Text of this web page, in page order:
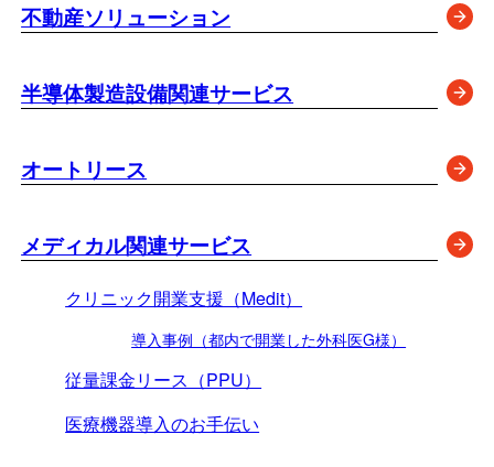
不動産ソリューション
半導体製造設備関連サービス
オートリース
メディカル関連サービス
クリニック開業支援（Medit）
導入事例（都内で開業した外科医G様）
従量課金リース（PPU）
医療機器導入のお手伝い